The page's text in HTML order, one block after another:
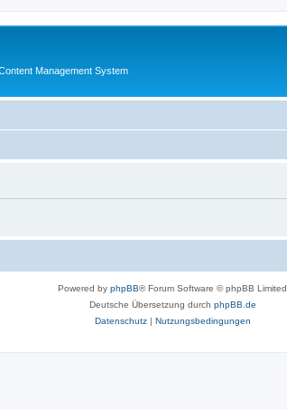
Management System
Powered by phpBB® Forum Software © phpBB Limited
Deutsche Übersetzung durch phpBB.de
Datenschutz| Nutzungsbedingungen